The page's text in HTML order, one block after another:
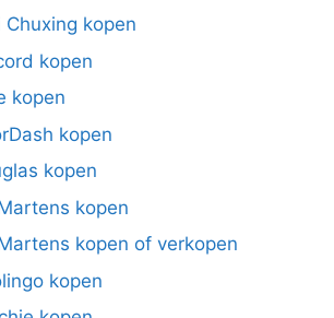
kopen
kopen
kopen
kopen
kopen
kopen
kopen of verkopen
kopen